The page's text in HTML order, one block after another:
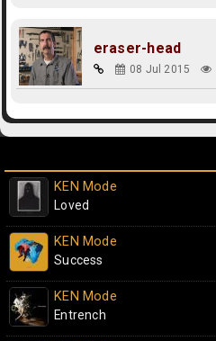
eraser-head
08 Jul 2015
KEN Mode
Loved
KEN Mode
Success
KEN Mode
Entrench